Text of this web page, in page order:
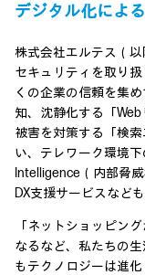
デジタル化によ
株式会社エルテス（
セキュリティを取り
くの企業の信頼を集
知、沈静化する「
被害を対策する「検
い、テレワーク環境
Intelligence（内部脅
DX支援サービスなど
「ネットショッピン
なるなど、私たちの
もテクノロジーは進